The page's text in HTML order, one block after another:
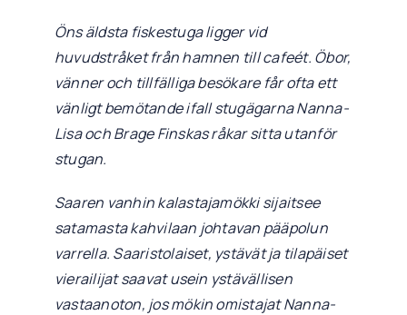
Öns äldsta fiskestuga ligger vid
huvudstråket från hamnen till cafeét. Öbor,
vänner och tillfälliga besökare får ofta ett
vänligt bemötande ifall stugägarna Nanna-
Lisa och Brage Finskas råkar sitta utanför
stugan.
Saaren vanhin kalastajamökki sijaitsee
satamasta kahvilaan johtavan pääpolun
varrella. Saaristolaiset, ystävät ja tilapäiset
vierailijat saavat usein ystävällisen
vastaanoton, jos mökin omistajat Nanna-